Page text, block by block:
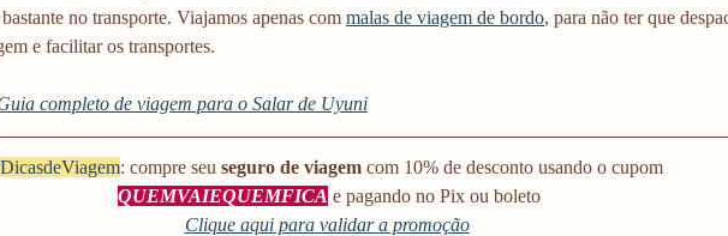
no transporte. Viajamos apenas com malas de viagem de bordo, para não ter que
e facilitar os transportes.
completo de viagem para o Salar de Uyuni
: compre seu seguro de viagem com 10% de desconto usando o cupom
QUEMVAIEQUEMFICA e pagando no Pix ou boleto
Clique aqui para validar a promoção